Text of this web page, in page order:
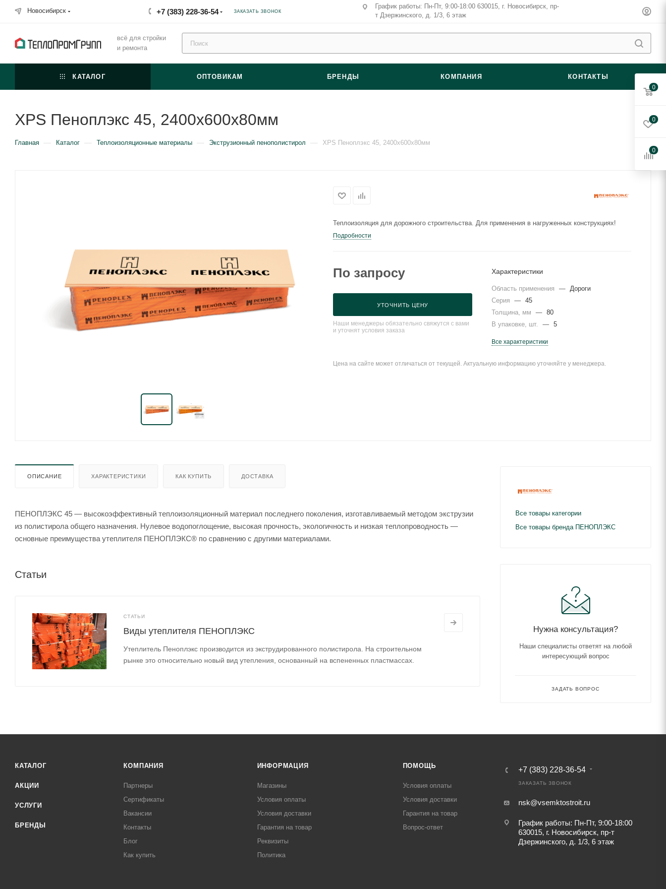
Новосибирск +7 (383) 228-36-54 ЗАКАЗАТЬ ЗВОНОК
График работы: Пн-Пт, 9:00-18:00 630015, г. Новосибирск, пр-
т Дзержинского, д. 1/3, 6 этаж
всё для стройки
и ремонта
КАТАЛОГ ОПТОВИКАМ БРЕНДЫ КОМПАНИЯ КОНТАКТЫ
XPS Пеноплэкс 45, 2400x600x80мм
Главная — Каталог — Теплоизоляционные материалы — Экструзионный пенополистирол — XPS Пеноплэкс 45, 2400x600x80мм
Теплоизоляция для дорожного строительства. Для применения в нагруженных конструкциях!
Подробности
По запросу
УТОЧНИТЬ ЦЕНУ
Наши менеджеры обязательно свяжутся с вами
и уточнят условия заказа
Характеристики
Область применения — Дороги
Серия
— 45
Толщина, мм
— 80
В упаковке, шт.
— 5
Все характеристики
Цена на сайте может отличаться от текущей. Актуальную информацию уточняйте у менеджера.
ОПИСАНИЕ ХАРАКТЕРИСТИКИ КАК КУПИТЬ ДОСТАВКА
ПЕНОПЛЭКС 45 — высокоэффективный теплоизоляционный материал последнего поколения, изготавливаемый методом экструзии
из полистирола общего назначения. Нулевое водопоглощение, высокая прочность, экологичность и низкая теплопроводность —
основные преимущества утеплителя ПЕНОПЛЭКС® по сравнению с другими материалами.
Статьи
СТАТЬИ
Виды утеплителя ПЕНОПЛЭКС
Утеплитель Пеноплэкс производится из экструдированного полистирола. На строительном
рынке это относительно новый вид утепления, основанный на вспененных пластмассах.
Все товары категории
Все товары бренда ПЕНОПЛЭКС
Нужна консультация?
Наши специалисты ответят на любой
интересующий вопрос
ЗАДАТЬ ВОПРОС
КАТАЛОГ
АКЦИИ
УСЛУГИ
БРЕНДЫ
КОМПАНИЯ
Партнеры
Сертификаты
Вакансии
Контакты
Блог
Как купить
ИНФОРМАЦИЯ
Магазины
Условия оплаты
Условия доставки
Гарантия на товар
Реквизиты
Политика
ПОМОЩЬ
Условия оплаты
Условия доставки
Гарантия на товар
Вопрос-ответ
+7 (383) 228-36-54
ЗАКАЗАТЬ ЗВОНОК
nsk@vsemktostroit.ru
График работы: Пн-Пт, 9:00-18:00
630015, г. Новосибирск, пр-т
Дзержинского, д. 1/3, 6 этаж
0
0
0